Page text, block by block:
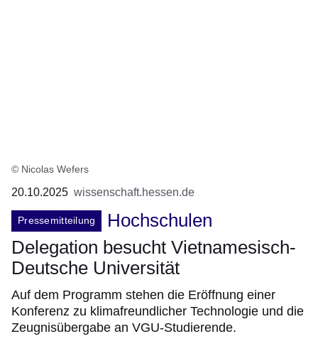
© Nicolas Wefers
20.10.2025 wissenschaft.hessen.de
Pressemitteilung
Hochschulen
Delegation besucht Vietnamesisch-
Deutsche Universität
Auf dem Programm stehen die Eröffnung einer
Konferenz zu klimafreundlicher Technologie und die
Zeugnisübergabe an VGU-Studierende.